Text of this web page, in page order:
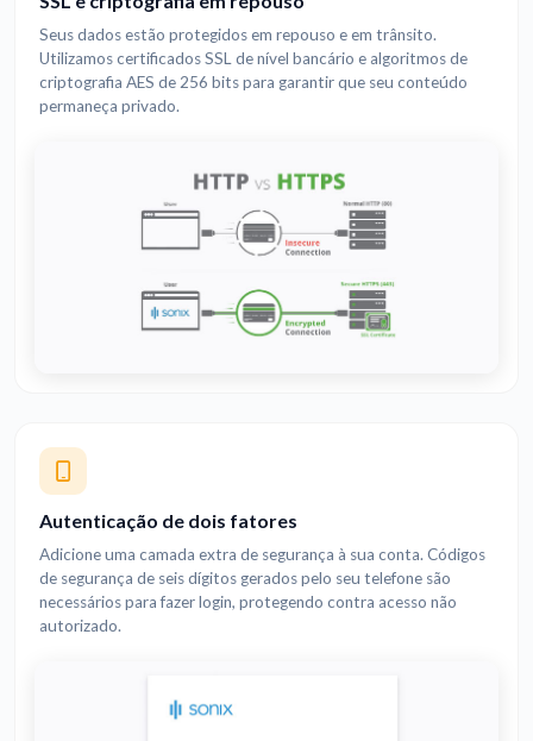
Seus dados estão protegidos em repouso e em trânsito.
Utilizamos certificados SSL de nível bancário e algoritmos de
criptografia AES de 256 bits para garantir que seu conteúdo
permaneça privado.
Autenticação de dois fatores
Adicione uma camada extra de segurança à sua conta. Códigos
de segurança de seis dígitos gerados pelo seu telefone são
necessários para fazer login, protegendo contra acesso não
autorizado.